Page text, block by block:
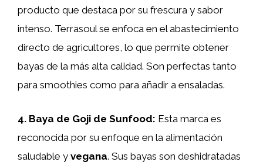
producto que destaca por su frescura y sabor
intenso. Terrasoul se enfoca en el abastecimiento
directo de agricultores, lo que permite obtener
bayas de la más alta calidad. Son perfectas tanto
para smoothies como para añadir a ensaladas.
4. Baya de Goji de Sunfood: Esta marca es
reconocida por su enfoque en la alimentación
saludable y vegana. Sus bayas son deshidratadas